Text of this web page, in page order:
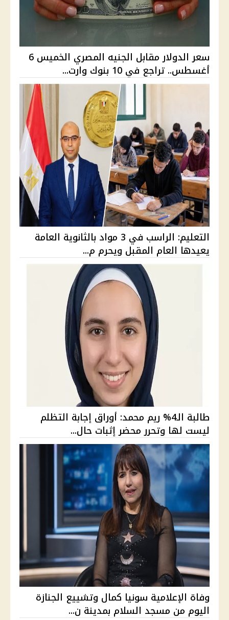
سعر الدولار مقابل الجنيه المصري الخميس 6
أغسطس.. تراجع في 10 بنوك وارت...
التعليم: الراسب في 3 مواد بالثانوية العامة
يعيدها العام المقبل ويحرم م...
طالبة الـ4% ريم محمد: أوراق إجابة التظلم
ليست لها وتحرر محضر إثبات حال...
وفاة الإعلامية سونيا كمال وتشييع الجنازة
اليوم من مسجد السلام بمدينة ن...